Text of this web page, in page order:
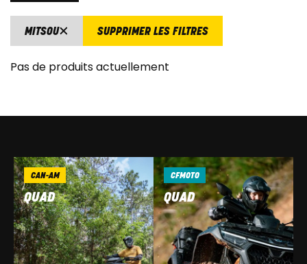
MITSOU SUPPRIMER LES FILTRES
Pas de produits actuellement
CAN-AM
QUAD
CFMOTO
QUAD